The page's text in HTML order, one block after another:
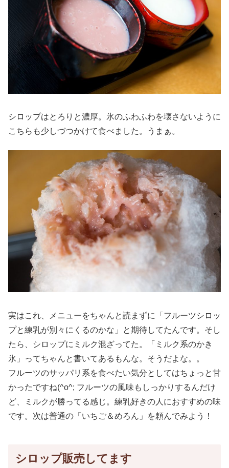
シロップはとろりと濃厚。氷のふわふわを壊さないように
こちらも少しづつかけて食べました。うまぁ。
実はこれ、メニューをちゃんと読まずに「フルーツシロッ
プと練乳が別々にくるのかな」と期待してたんです。そし
たら、シロップにミルク混ざってた。「ミルク系のかき
氷」ってちゃんと書いてあるもんな。そうだよな。。
フルーツのサッパリ系を食べたい気分としてはちょっと甘
かったですね(^o^; フルーツの風味もしっかりするんだけ
ど、ミルクが勝ってる感じ。練乳好きの人におすすめの味
です。次は普通の「いちご＆めろん」を頼んでみよう！
シロップ販売してます